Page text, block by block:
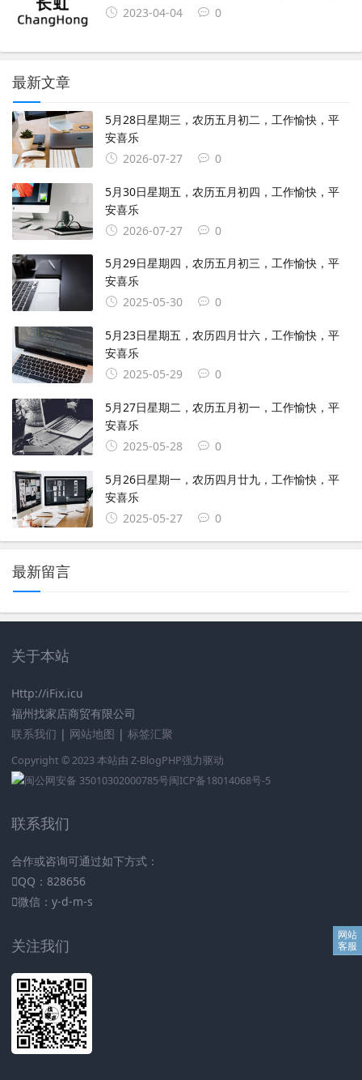
2023-04-04
0
最新文章
5月28日星期三，农历五月初二，工作愉快，平
安喜乐
2026-07-27
0
5月30日星期五，农历五月初四，工作愉快，平
安喜乐
2026-07-27
0
5月29日星期四，农历五月初三，工作愉快，平
安喜乐
2025-05-30
0
5月23日星期五，农历四月廿六，工作愉快，平
安喜乐
2025-05-29
0
5月27日星期二，农历五月初一，工作愉快，平
安喜乐
2025-05-28
0
5月26日星期一，农历四月廿九，工作愉快，平
安喜乐
2025-05-27
0
最新留言
关于本站
Http://iFix.icu
福州找家店商贸有限公司
联系我们 | 网站地图 | 标签汇聚
Copyright © 2023 本站由 Z-BlogPHP强力驱动
闽公网安备 35010302000785号闽ICP备18014068号-5
联系我们
合作或咨询可通过如下方式：
QQ：828656
微信：y-d-m-s
关注我们